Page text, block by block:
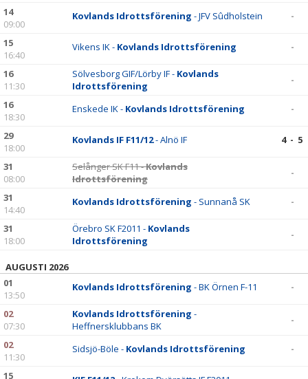
14
09:00
Kovlands Idrottsförening - JFV Sûdholstein -
15
16:40
Vikens IK - Kovlands Idrottsförening -
16
11:30
Sölvesborg GIF/Lörby IF - Kovlands
Idrottsförening
-
16
18:30
Enskede IK - Kovlands Idrottsförening -
29
18:00
Kovlands IF F11/12- Alnö IF 4 - 5
31
08:00
Selånger SK F11 -Kovlands
Idrottsförening
-
31
14:40
Kovlands Idrottsförening - Sunnanå SK -
31
18:00
Örebro SK F2011 - Kovlands
Idrottsförening
-
AUGUSTI 2026
01
13:50
Kovlands Idrottsförening - BK Örnen F-11 -
02
07:30
Kovlands Idrottsförening -
Heffnersklubbans BK
-
02
11:30
Sidsjö-Böle - Kovlands Idrottsförening -
15